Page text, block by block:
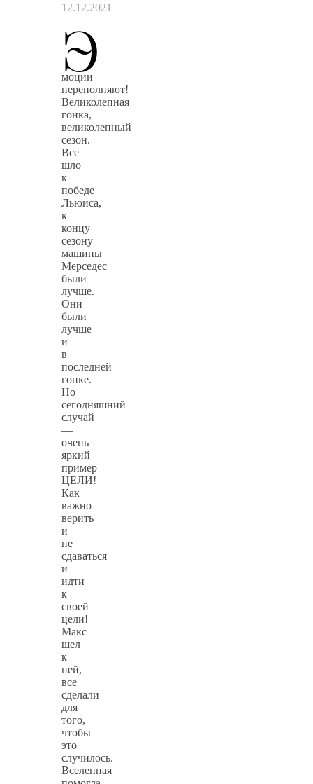
12.12.2021
Э
моции
переполняют!
Великолепная
гонка,
великолепный
сезон.
Все
шло
к
победе
Льюиса,
к
концу
сезону
машины
Мерседес
были
лучше.
Они
были
лучше
и
в
последней
гонке.
Но
сегодняшний
случай
—
очень
яркий
пример
ЦЕЛИ!
Как
важно
верить
и
не
сдаваться
и
идти
к
своей
цели!
Макс
шел
к
ней,
все
сделали
для
того,
чтобы
это
случилось.
Вселенная